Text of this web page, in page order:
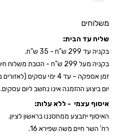
משלוחים
שליח עד הבית:
בקניה עד 299 ש"ח - 35 ש"ח.
בקניה מעל 299 ש"ח - הטבת משלוח חינם.
זמן אספקה – עד 4 ימי עסקים (לאזורים מרוחקים עד 6 ימי עסקים).
יום ביצוע ההזמנה אינו נחשב ליום עסקים.
איסוף עצמי - ללא עלות:
האיסוף יתבצע ממחסננו בראשון לציון.
רח' השר חיים משה שפירא 16.